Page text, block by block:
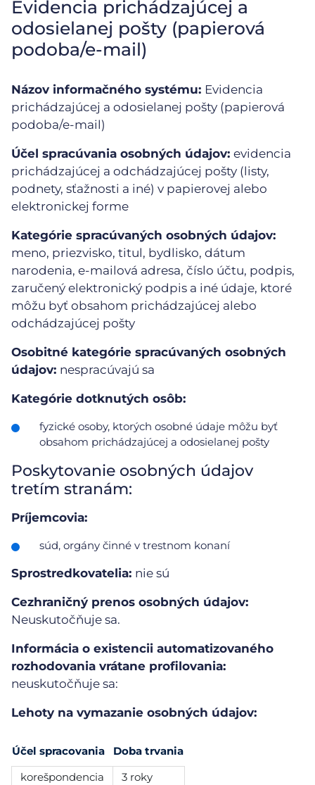
Evidencia prichádzajúcej a
odosielanej pošty (papierová
podoba/e-mail)
Názov informačného systému: Evidencia
prichádzajúcej a odosielanej pošty (papierová
podoba/e-mail)
Účel spracúvania osobných údajov: evidencia
prichádzajúcej a odchádzajúcej pošty (listy,
podnety, sťažnosti a iné) v papierovej alebo
elektronickej forme
Kategórie spracúvaných osobných údajov:
meno, priezvisko, titul, bydlisko, dátum
narodenia, e-mailová adresa, číslo účtu, podpis,
zaručený elektronický podpis a iné údaje, ktoré
môžu byť obsahom prichádzajúcej alebo
odchádzajúcej pošty
Osobitné kategórie spracúvaných osobných
údajov: nespracúvajú sa
Kategórie dotknutých osôb:
fyzické osoby, ktorých osobné údaje môžu byť
obsahom prichádzajúcej a odosielanej pošty
Poskytovanie osobných údajov
tretím stranám:
Príjemcovia:
súd, orgány činné v trestnom konaní
Sprostredkovatelia: nie sú
Cezhraničný prenos osobných údajov:
Neuskutočňuje sa.
Informácia o existencii automatizovaného
rozhodovania vrátane profilovania:
neuskutočňuje sa:
Lehoty na vymazanie osobných údajov:
Účel spracovania
Doba trvania
korešpondencia
3 roky